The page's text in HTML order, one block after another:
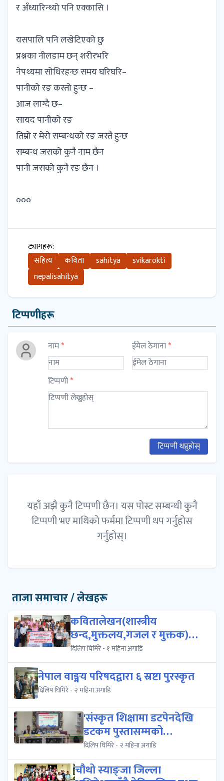
र अँध्यारिन्थ्यो पनि एक्कासि ।
यसपालि पनि लखेटिएको छु
प्रश्नका नीलडाम छन् शरीरभरि
नेपथ्यमा सोधिरहन्छ समय घरिघरि–
पानीको रङ कस्तो हुन्छ –
आज लाग्दै छ–
सायद पानीको रङ
तिम्रो र मेरो सम्बन्धको रङ जस्तै हुन्छ
सम्बन्ध जसको कुनै नाम छैन
पानी जसको कुनै रङ छैन ।
०००
ट्यागहरू:
सहित्य
कविता sahitya
svikarokti
nepalisahitya
टिप्पणीहरू
नाम* ईमेल ठेगाना*
टिप्पणी*
टिप्पणी थप्नुहोस्
यहाँ अझै कुनै टिप्पणी छैन। यस पोस्ट सम्बन्धी कुनै
टिप्पणी भए माथिको फर्ममा टिप्पणी थप गर्नुहोस
गर्नुहोस्।
ताजा समाचार / लेखहरू
कवितालेखन(शास्त्रीय
छन्द,मुक्तलय,गजल र मुक्तक)को
प्रशिक्षण क...
दिलिप घिमिरे - १ महिना अगाडि
नेपाल वाङ्मय परिषदद्वारा ६ स्रष्टा पुरस्कृत
दिलिप घिमिरे - २ महिना अगाडि
'संस्कृत शिक्षामा डटपेनदेखि
डटकम पुस्तासम्मको
आकर्षण','संस्क...
दिलिप घिमिरे - २ महिना अगाडि
चौथो स्याङ्जा जिल्ला